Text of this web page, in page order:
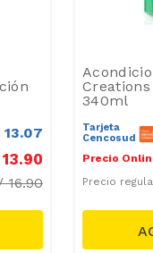
13.07
13.90
16.90
340ml
Tarjeta
Cencosud
Precio
Precio